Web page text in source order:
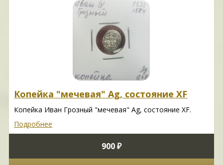
Копейка "мечевая" Ag, состояние XF
Копейка Иван Грозный "мечевая" Ag, состояние XF.
Подробнее
900 ₽